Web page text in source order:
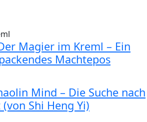
Magier im Kreml – Ein
Machtepos
Mind – Die Suche nach
Shi Heng Yi)